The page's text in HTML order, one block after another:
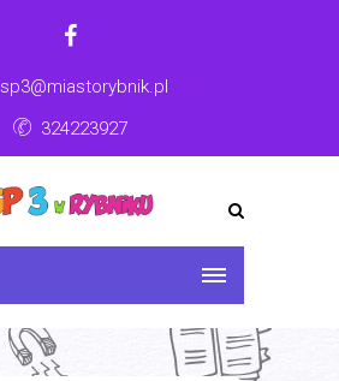
sp3@miastorybnik.pl
324223927